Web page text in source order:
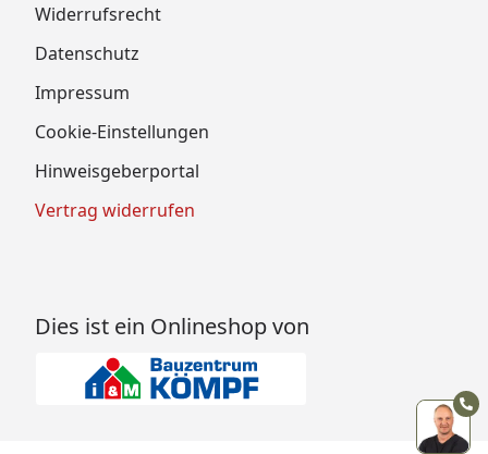
Widerrufsrecht
Datenschutz
Impressum
Cookie-Einstellungen
Hinweisgeberportal
Vertrag widerrufen
Dies ist ein Onlineshop von